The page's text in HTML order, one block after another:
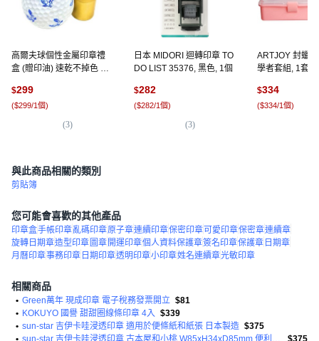
高爾夫球個性金屬印章禮
盒 (贈印油) 速乾不掉色 球
個, 47.老鷹(鏤空款) (禮盒
組), 藍色
$299
($299/1個)
(3)
日本 MIDORI 迴轉印章 TO
DO LIST 35376, 黑色, 1個
$282
($282/1個)
(3)
ARTJOY 封蠟
學者套組, 1套,
$334
($334/1個)
與此商品相關的類別
剪貼簿
您可能會喜歡的其他產品
印章盒手帳印章亂碼印章原子章連續印章保密印章 可愛印章保密章連續章
旋轉日期章造型印章 圖章 開運印章個人資料保護章簽名印章保護章 日期章
月曆印章事務印章 日期印章透明印章小印章姓名連續章光敏印章
相關商品
• Green萬年 現成印章 電子稅務發票開立 $81
• KOKUYO 國譽 甜甜圈線條印章 4入 $339
• sun-star 吉伊卡哇浸透印章 適用於便條紙和紙張 日本製造 $375
•
sun-star 吉伊卡哇浸透印章 古本屋和小桃 W85xH34xD85mm 便利貼/便條紙/紙張上打印圖案
$375